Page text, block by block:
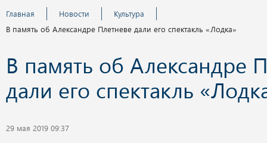
Главная Новости
Культура
В память об Александре Плетневе дали его спектакль «Лодка»
В память об Александре
дали его спектакль
29 мая 2019 09:37